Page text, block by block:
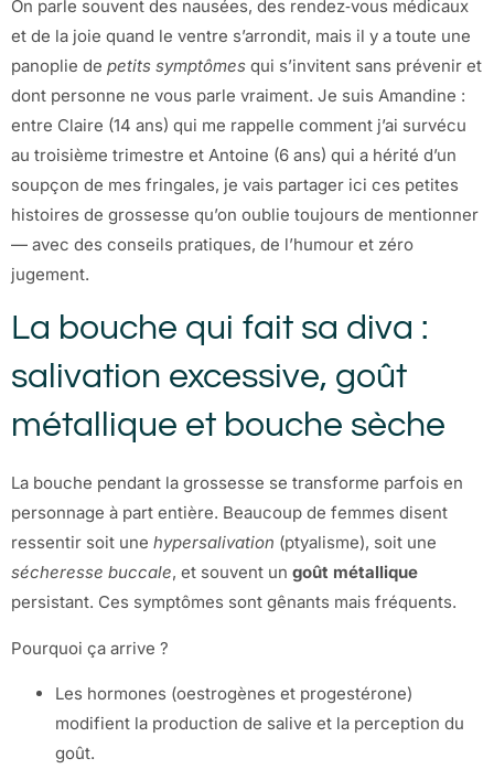
On parle souvent des nausées, des rendez‑vous médicaux
et de la joie quand le ventre s’arrondit, mais il y a toute une
panoplie de petits symptômes qui s’invitent sans prévenir et
dont personne ne vous parle vraiment. Je suis Amandine :
entre Claire (14 ans) qui me rappelle comment j’ai survécu
au troisième trimestre et Antoine (6 ans) qui a hérité d’un
soupçon de mes fringales, je vais partager ici ces petites
histoires de grossesse qu’on oublie toujours de mentionner
— avec des conseils pratiques, de l’humour et zéro
jugement.
La bouche qui fait sa diva :
salivation excessive, goût
métallique et bouche sèche
La bouche pendant la grossesse se transforme parfois en
personnage à part entière. Beaucoup de femmes disent
ressentir soit une hypersalivation (ptyalisme), soit une
sécheresse buccale, et souvent un goût métallique
persistant. Ces symptômes sont gênants mais fréquents.
Pourquoi ça arrive ?
Les hormones (oestrogènes et progestérone)
modifient la production de salive et la perception du
goût.